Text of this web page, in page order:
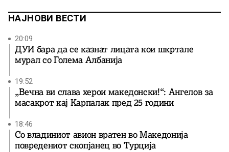
НАЈНОВИ ВЕСТИ
20:09
ДУИ бара да се казнат лицата кои шкртале
мурал со Голема Албанија
19:52
„Вечна ви слава херои македонски!“: Ангелов за
масакрот кај Карпалак пред 25 години
18:46
Со владиниот авион вратен во Македонија
повредениот скопјанец во Турција